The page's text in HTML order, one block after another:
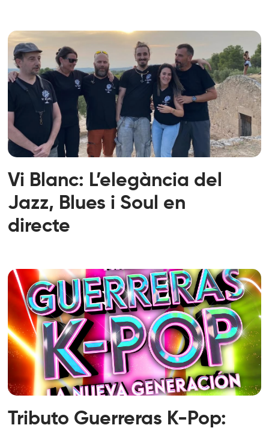
Vi Blanc: L’elegància del
Jazz, Blues i Soul en
directe
Tributo Guerreras K-Pop: